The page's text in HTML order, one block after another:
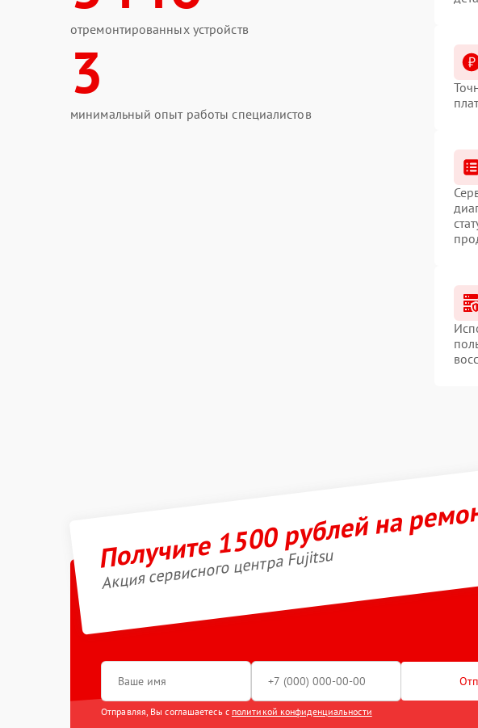
отремонтированных устройств
3
минимальный опыт работы специалистов
Получите 1500 рублей на
Акция сервисного центра Fujitsu
Отправляя, Вы соглашаетесь с политикой конфиденциальности